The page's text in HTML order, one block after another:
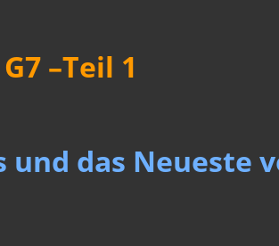
–Teil 1
das Neueste